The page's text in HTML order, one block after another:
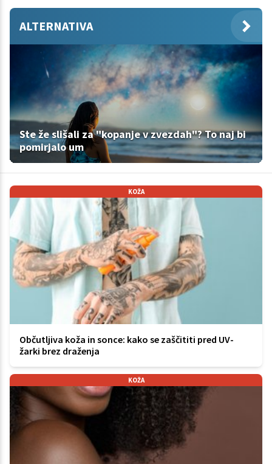
ALTERNATIVA
Ste že slišali za "kopanje v zvezdah"? To naj bi
pomirjalo um
KOŽA
Občutljiva koža in sonce: kako se zaščititi pred UV-
žarki brez draženja
KOŽA